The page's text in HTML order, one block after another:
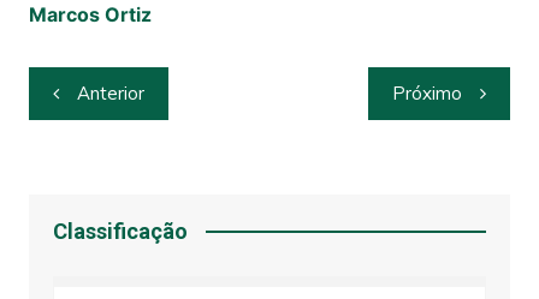
Marcos Ortiz
Navegação
de
Anterior Próximo
Classificação